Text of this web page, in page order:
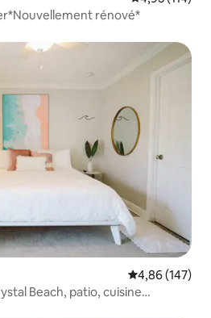
rénové*
Évaluation
4,86 (147)
Beach, patio, cuisine